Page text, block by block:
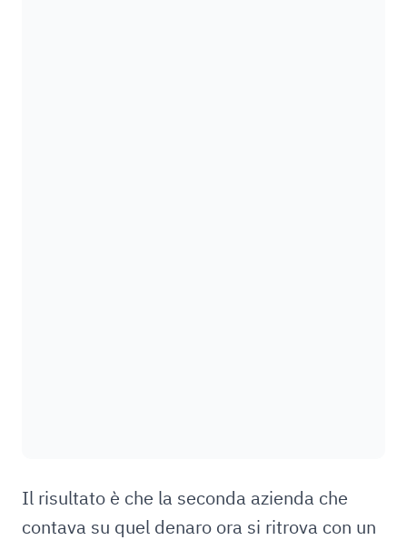
Il risultato è che la seconda azienda che
contava su quel denaro ora si ritrova con un